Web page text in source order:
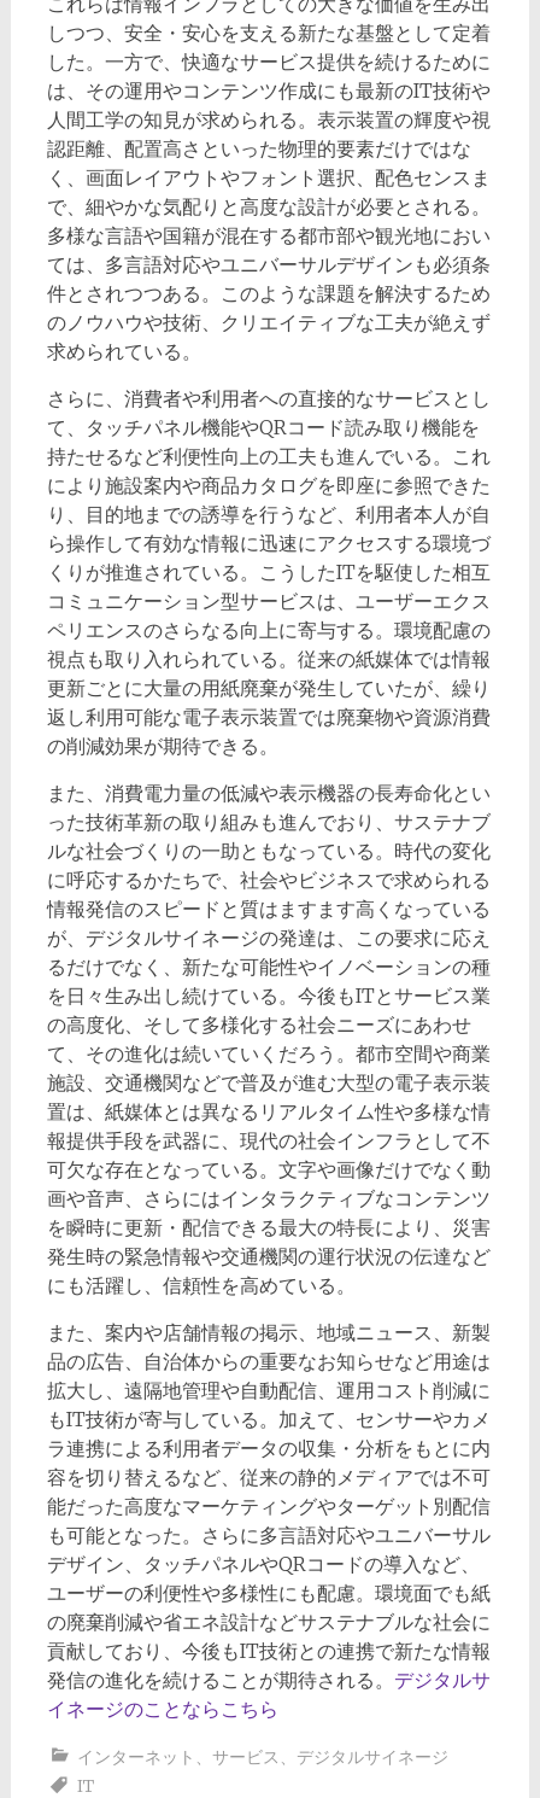
しつつ、安全・安心を支える新たな基盤として定着
した。一方で、快適なサービス提供を続けるために
は、その運用やコンテンツ作成にも最新のIT技術や
人間工学の知見が求められる。表示装置の輝度や視
認距離、配置高さといった物理的要素だけではな
く、画面レイアウトやフォント選択、配色センスま
で、細やかな気配りと高度な設計が必要とされる。
多様な言語や国籍が混在する都市部や観光地におい
ては、多言語対応やユニバーサルデザインも必須条
件とされつつある。このような課題を解決するため
のノウハウや技術、クリエイティブな工夫が絶えず
求められている。
さらに、消費者や利用者への直接的なサービスとし
て、タッチパネル機能やQRコード読み取り機能を
持たせるなど利便性向上の工夫も進んでいる。これ
により施設案内や商品カタログを即座に参照できた
り、目的地までの誘導を行うなど、利用者本人が自
ら操作して有効な情報に迅速にアクセスする環境づ
くりが推進されている。こうしたITを駆使した相互
コミュニケーション型サービスは、ユーザーエクス
ペリエンスのさらなる向上に寄与する。環境配慮の
視点も取り入れられている。従来の紙媒体では情報
更新ごとに大量の用紙廃棄が発生していたが、繰り
返し利用可能な電子表示装置では廃棄物や資源消費
の削減効果が期待できる。
また、消費電力量の低減や表示機器の長寿命化とい
った技術革新の取り組みも進んでおり、サステナブ
ルな社会づくりの一助ともなっている。時代の変化
に呼応するかたちで、社会やビジネスで求められる
情報発信のスピードと質はますます高くなっている
が、デジタルサイネージの発達は、この要求に応え
るだけでなく、新たな可能性やイノベーションの種
を日々生み出し続けている。今後もITとサービス業
の高度化、そして多様化する社会ニーズにあわせ
て、その進化は続いていくだろう。都市空間や商業
施設、交通機関などで普及が進む大型の電子表示装
置は、紙媒体とは異なるリアルタイム性や多様な情
報提供手段を武器に、現代の社会インフラとして不
可欠な存在となっている。文字や画像だけでなく動
画や音声、さらにはインタラクティブなコンテンツ
を瞬時に更新・配信できる最大の特長により、災害
発生時の緊急情報や交通機関の運行状況の伝達など
にも活躍し、信頼性を高めている。
また、案内や店舗情報の掲示、地域ニュース、新製
品の広告、自治体からの重要なお知らせなど用途は
拡大し、遠隔地管理や自動配信、運用コスト削減に
もIT技術が寄与している。加えて、センサーやカメ
ラ連携による利用者データの収集・分析をもとに内
容を切り替えるなど、従来の静的メディアでは不可
能だった高度なマーケティングやターゲット別配信
も可能となった。さらに多言語対応やユニバーサル
デザイン、タッチパネルやQRコードの導入など、
ユーザーの利便性や多様性にも配慮。環境面でも紙
の廃棄削減や省エネ設計などサステナブルな社会に
貢献しており、今後もIT技術との連携で新たな情報
発信の進化を続けることが期待される。 デジタルサ
イネージのことならこちら
インターネット 、 サービス 、 デジタルサイネージ
IT